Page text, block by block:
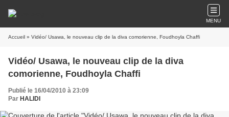
MENU
Accueil » Vidéo/ Usawa, le nouveau clip de la diva comorienne, Foudhoyla Chaffi
Vidéo/ Usawa, le nouveau clip de la diva
comorienne, Foudhoyla Chaffi
Publié le 16/04/2010 à 23:09
Par HALIDI